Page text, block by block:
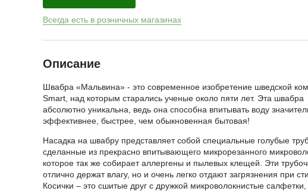
Всегда есть в розничных магазинах
Описание
Швабра «Мальвина» - это современное изобретение шведской
Smart, над которым старались ученые около пяти лет. Эта швабра
абсолютно уникальна, ведь она способна впитывать воду
эффективнее, быстрее, чем обыкновенная бытовая!
Насадка на швабру представляет собой специальные голубые
сделанные из прекрасно впитывающего микрорезанного
которое так же собирает аллергены и пылевых клещей. Эти
отлично держат влагу, но и очень легко отдают загрязнения при
Косички – это сшитые друг с дружкой микроволокнистые